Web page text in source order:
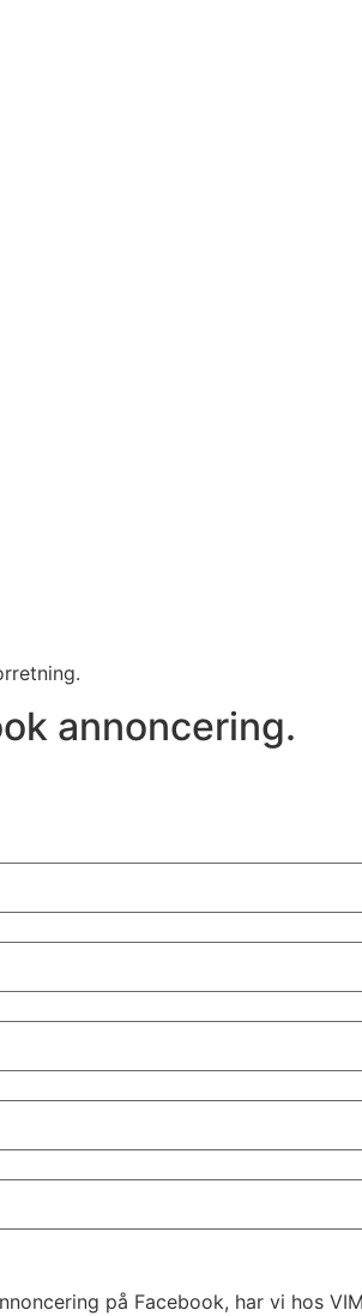
annoncering.
på Facebook, har vi hos